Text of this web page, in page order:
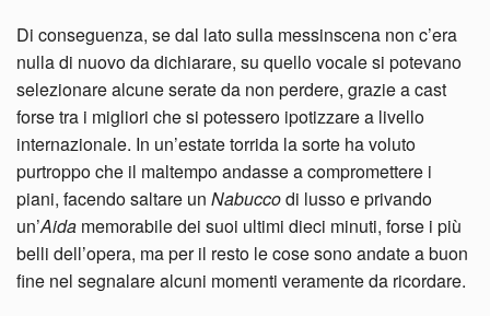
Di conseguenza, se dal lato sulla messinscena non c’era
nulla di nuovo da dichiarare, su quello vocale si potevano
selezionare alcune serate da non perdere, grazie a cast
forse tra i migliori che si potessero ipotizzare a livello
internazionale. In un’estate torrida la sorte ha voluto
purtroppo che il maltempo andasse a compromettere i
piani, facendo saltare un Nabuccodi lusso e privando
un’Aida memorabile dei suoi ultimi dieci minuti, forse i più
belli dell’opera, ma per il resto le cose sono andate a buon
fine nel segnalare alcuni momenti veramente da ricordare.